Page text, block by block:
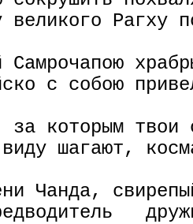
великого Рагху
Самрочапою
с собою
которым твои
шагают,
Чанда,